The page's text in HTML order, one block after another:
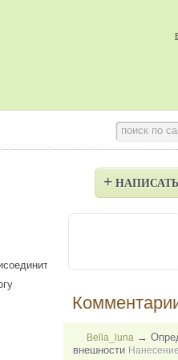
поиск по
+
Bella_luna →
внешности